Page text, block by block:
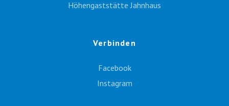
Höhengaststätte Jahnhaus
Verbinden
Facebook
Instagram